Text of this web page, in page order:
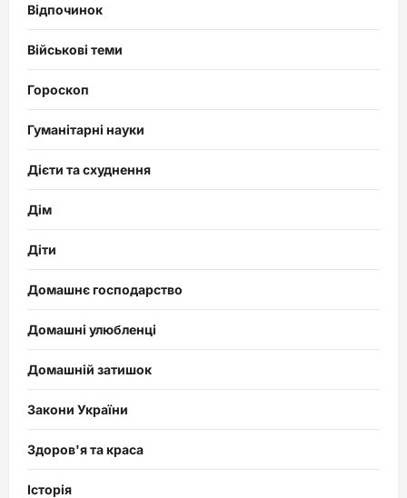
Відпочинок
Військові теми
Гороскоп
Гуманітарні науки
Дієти та схуднення
Дім
Діти
Домашнє господарство
Домашні улюбленці
Домашній затишок
Закони України
Здоров'я та краса
Історія